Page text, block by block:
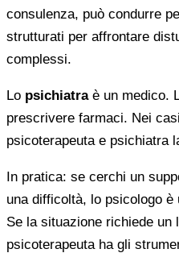
consulenza, può condurre
strutturati per affrontare
complessi.
Lo psichiatraè un medico.
prescrivere farmaci. Nei
psicoterapeuta e psichiatra
In pratica: se cerchi un
una difficoltà, lo psicologo
Se la situazione richiede un
psicoterapeuta ha gli